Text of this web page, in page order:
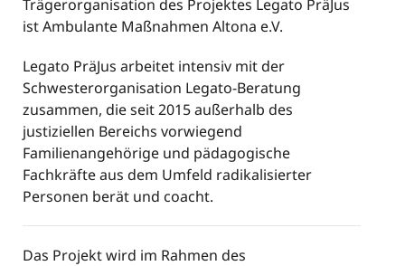
Trägerorganisation des Projektes Legato PräJus
ist Ambulante Maßnahmen Altona e.V.
Legato PräJus arbeitet intensiv mit der
Schwesterorganisation Legato-Beratung
zusammen, die seit 2015 außerhalb des
justiziellen Bereichs vorwiegend
Familienangehörige und pädagogische
Fachkräfte aus dem Umfeld radikalisierter
Personen berät und coacht.
Das Projekt wird im Rahmen des